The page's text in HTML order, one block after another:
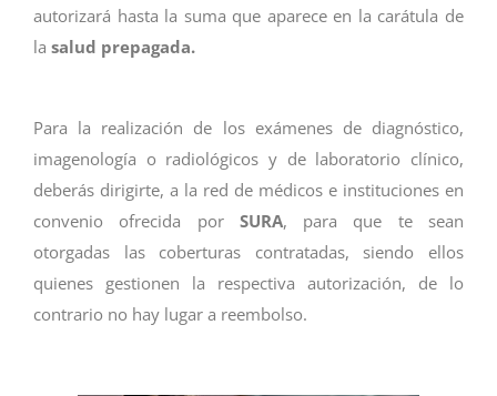
autorizará hasta la suma que aparece en la carátula de
la salud prepagada.
Para la realización de los exámenes de diagnóstico,
imagenología o radiológicos y de laboratorio clínico,
deberás dirigirte, a la red de médicos e instituciones en
convenio ofrecida por SURA, para que te sean
otorgadas las coberturas contratadas, siendo ellos
quienes gestionen la respectiva autorización, de lo
contrario no hay lugar a reembolso.